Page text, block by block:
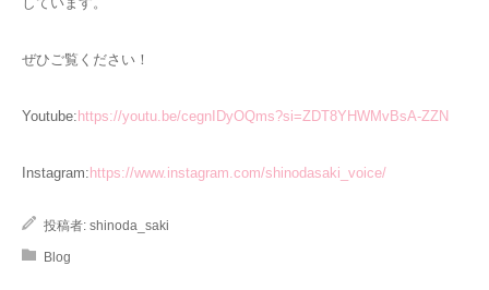
ぜひご覧ください！
Youtube:https://youtu.be/cegnIDyOQms?si=ZDT8YHWMvBsA-ZZN
Instagram:https://www.instagram.com/shinodasaki_voice/
投稿者: shinoda_saki
Blog